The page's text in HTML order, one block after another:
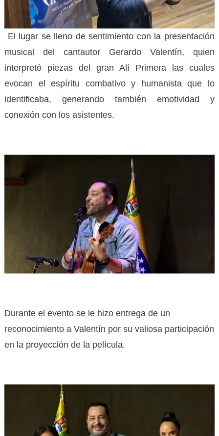
El lugar se lleno de sentimiento con la presentación
musical del cantautor Gerardo Valentín, quien
interpretó piezas del gran Alí Primera las cuales
evocan el espíritu combativo y humanista que lo
identificaba, generando también emotividad y
conexión con los asistentes.
Durante el evento se le hizo entrega de un
reconocimiento a Valentín por su valiosa participación
en la proyección de la película.